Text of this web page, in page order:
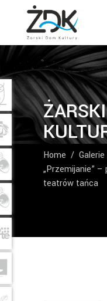
Home / Galerie
„Przemijanie”
teatrów tańca